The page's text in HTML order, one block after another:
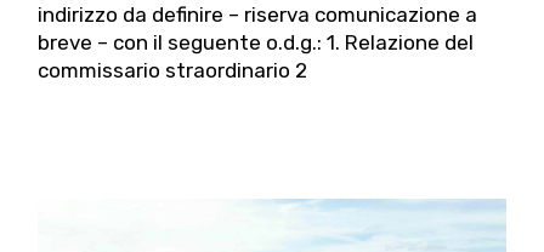
indirizzo da definire – riserva comunicazione a
breve – con il seguente o.d.g.: 1. Relazione del
commissario straordinario 2